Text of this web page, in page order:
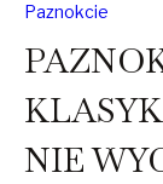
Paznokcie
NIE